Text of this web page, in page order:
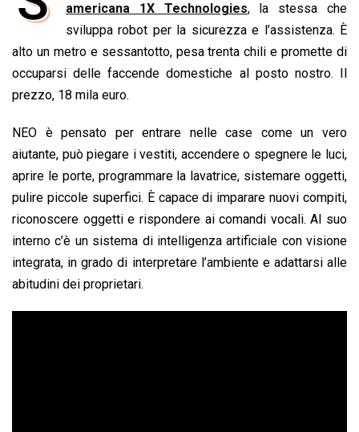
e
o
o
k
t
s
A
p
p
k
e
d
I
n
e
a
d
s
i
y
L
i
n
n
t
americana 1X Technologies, la stessa che
sviluppa robot per la sicurezza e l’assistenza. È
alto un metro e sessantotto, pesa trenta chili e promette di
occuparsi delle faccende domestiche al posto nostro. Il
prezzo, 18 mila euro.
NEO è pensato per entrare nelle case come un vero
aiutante, può piegare i vestiti, accendere o spegnere le luci,
aprire le porte, programmare la lavatrice, sistemare oggetti,
pulire piccole superfici. È capace di imparare nuovi compiti,
riconoscere oggetti e rispondere ai comandi vocali. Al suo
interno c’è un sistema di intelligenza artificiale con visione
integrata, in grado di interpretare l’ambiente e adattarsi alle
abitudini dei proprietari.